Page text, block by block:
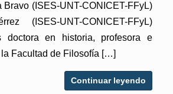
Bravo (ISES-UNT-CONICET-FFyL)
(ISES-UNT-CONICET-FFyL)
doctora en historia, profesora e
Facultad de Filosofía […]
Continuar leyendo